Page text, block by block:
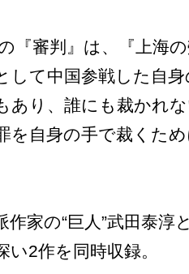
『審判』は、『上海
して中国参戦した自
あり、誰にも裁かれ
を自身の手で裁くた
作家の“巨人”武田泰淳
い2作を同時収録。